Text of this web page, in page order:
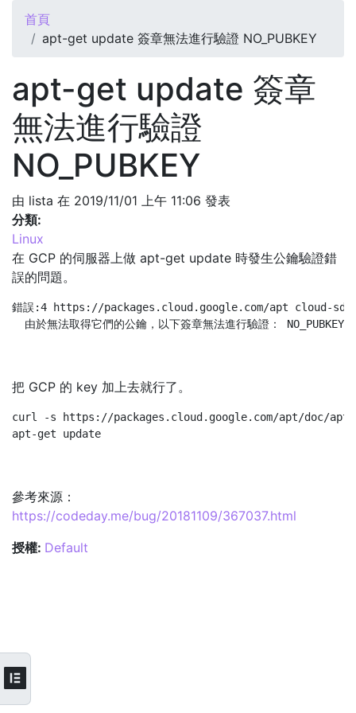
您在這裡
首頁
apt-get update 簽章無法進行驗證 NO_PUBKEY
apt-get update 簽章
無法進行驗證
NO_PUBKEY
由 lista 在 2019/11/01 上午 11:06 發表
分類:
Linux
在 GCP 的伺服器上做 apt-get update 時發生公鑰驗證錯
誤的問題。
錯誤:4 https://packages.cloud.google.com/apt cloud-
由於無法取得它們的公鑰，以下簽章無法進行驗證：
把 GCP 的 key 加上去就行了。
curl -s https://packages.cloud.google.com/apt/doc/
參考來源：
https://codeday.me/bug/20181109/367037.html
授權: Default